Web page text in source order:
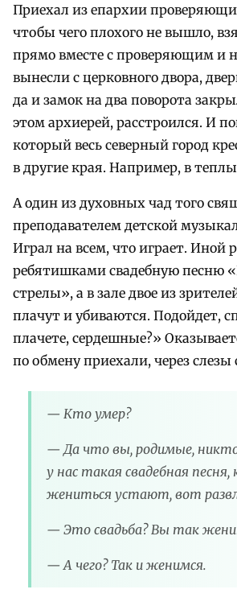
Приехал из епархии
чтобы чего плохого не вышло,
прямо вместе с проверяющим и
вынесли с церковного двора,
да и замок на два поворота
этом архиерей, расстроился. И
который весь северный город
в другие края. Например, в
А один из духовных чад того
преподавателем детской
Играл на всем, что играет. Иной
ребятишками свадебную песню
стрелы», а в зале двое из
плачут и убиваются. Подойдет,
плачете, сердешные?»
по обмену приехали, через
— Кто умер?
— Да что вы, родимые,
у нас такая свадебная песня,
жениться устают, вот
— Это свадьба? Вы так
— А чего? Так и женимся.